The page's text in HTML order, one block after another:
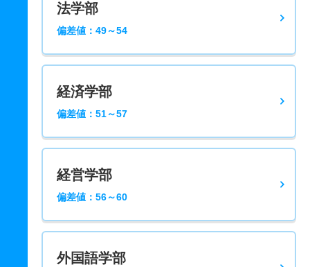
法学部
偏差値：49～54
経済学部
偏差値：51～57
経営学部
偏差値：56～60
外国語学部